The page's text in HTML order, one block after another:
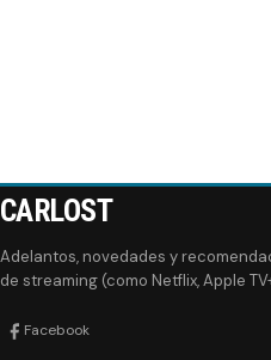
CARLOST
Adelantos, novedades y
de streaming (como Netflix, Apple
Facebook